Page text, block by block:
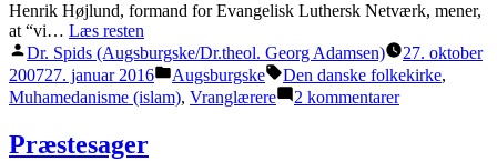
Henrik Højlund, formand for Evangelisk Luthersk Netværk, mener,
at “vi… Læs resten
Posted
by
Dr. Spids (Augsburgske/Dr.theol. Georg Adamsen)
27. oktober
200727. januar 2016
Posted
in
Augsburgske Tags:
Den danske folkekirke,
Muhamedanisme (islam), Vranglærere 2 kommentarertil
Præstesager